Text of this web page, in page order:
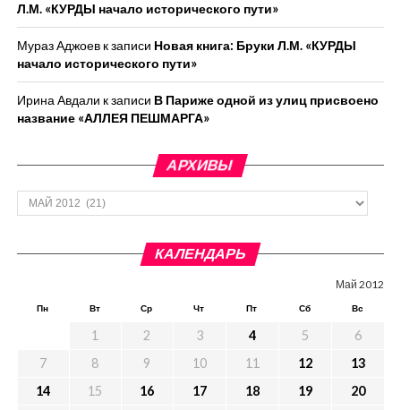
Л.М. «КУРДЫ начало исторического пути»
Мураз Аджоевк записи Новая книга: Бруки Л.М. «КУРДЫ
начало исторического пути»
Ирина Авдали к записи В Париже одной из улиц присвоено
название «АЛЛЕЯ ПЕШМАРГА»
АРХИВЫ
Архивы
КАЛЕНДАРЬ
Май 2012
Пн Вт Ср Чт Пт Сб Вс
1 2 3 4 5
6
7
8 9 10 11 12
13
14
15 16 17 18 19
20